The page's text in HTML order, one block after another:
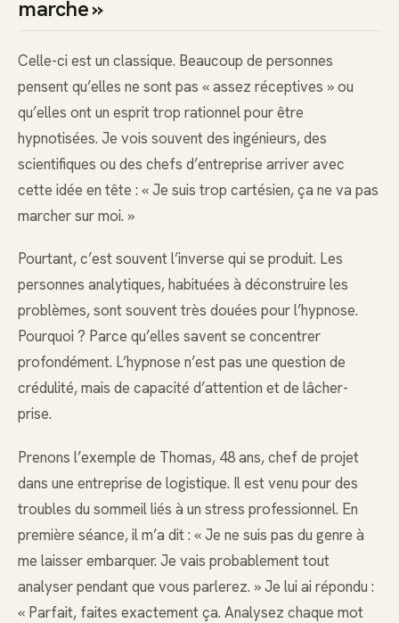
marche »
Celle-ci est un classique. Beaucoup de personnes
pensent qu’elles ne sont pas « assez réceptives » ou
qu’elles ont un esprit trop rationnel pour être
hypnotisées. Je vois souvent des ingénieurs, des
scientifiques ou des chefs d’entreprise arriver avec
cette idée en tête : « Je suis trop cartésien, ça ne va pas
marcher sur moi. »
Pourtant, c’est souvent l’inverse qui se produit. Les
personnes analytiques, habituées à déconstruire les
problèmes, sont souvent très douées pour l’hypnose.
Pourquoi ? Parce qu’elles savent se concentrer
profondément. L’hypnose n’est pas une question de
crédulité, mais de capacité d’attention et de lâcher-
prise.
Prenons l’exemple de Thomas, 48 ans, chef de projet
dans une entreprise de logistique. Il est venu pour des
troubles du sommeil liés à un stress professionnel. En
première séance, il m’a dit : « Je ne suis pas du genre à
me laisser embarquer. Je vais probablement tout
analyser pendant que vous parlerez. » Je lui ai répondu :
« Parfait, faites exactement ça. Analysez chaque mot